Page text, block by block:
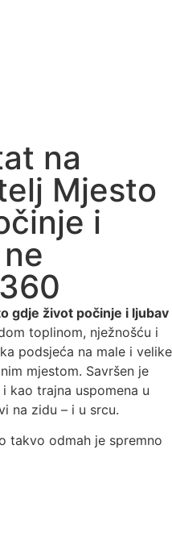
na
Mjesto
i
gdje život počinje i ljubav
toplinom, nježnošću i
podsjeća na male i velike
mjestom. Savršen je
kao trajna uspomena u
na zidu – i u srcu.
takvo odmah je spremno